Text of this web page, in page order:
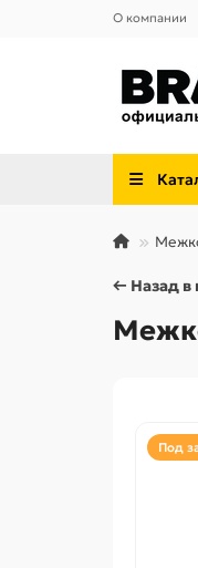
О компании
← Назад в
Под